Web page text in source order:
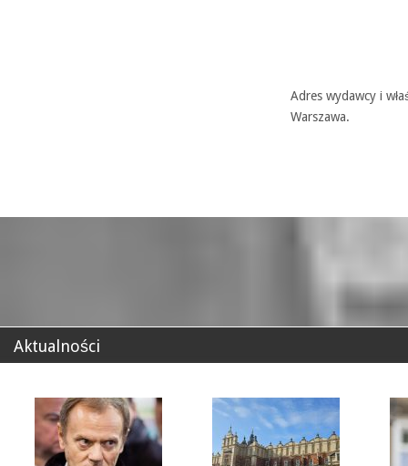
Adres wydawcy i
Warszawa.
Aktualności